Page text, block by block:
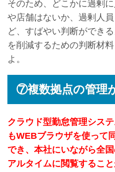
そのため、どこかに過剰
や店舗はないか、過剰人
ど、すばやい判断ができ
を削減するための判断材
よ。
⑦複数拠点の管理
クラウド型勤怠管理シス
もWEBブラウザを使って
でき、本社にいながら全
アルタイムに閲覧すること